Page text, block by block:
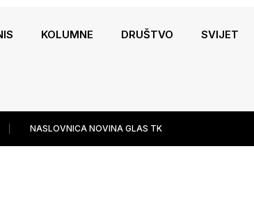
KOLUMNE DRUŠTVO SVIJET
NASLOVNICA NOVINA GLAS TK